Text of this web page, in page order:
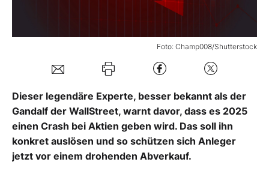
Foto: Champ008/Shutterstock
Dieser legendäre Experte, besser bekannt als der
Gandalf der WallStreet, warnt davor, dass es 2025
einen Crash bei Aktien geben wird. Das soll ihn
konkret auslösen und so schützen sich Anleger
jetzt vor einem drohenden Abverkauf.